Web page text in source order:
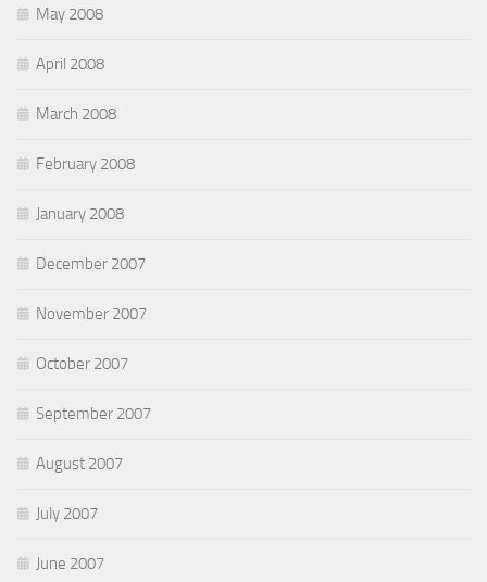
May 2008
April 2008
March 2008
February 2008
January 2008
December 2007
November 2007
October 2007
September 2007
August 2007
July 2007
June 2007